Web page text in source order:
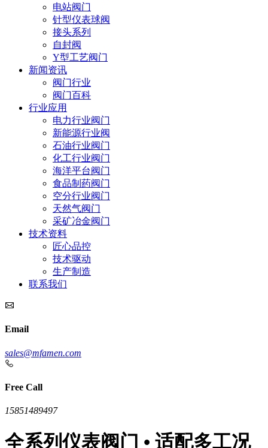
电站阀门
针型仪表球阀
接头系列
自封阀
Y型工艺阀门
新闻资讯
阀门行业
阀门百科
行业应用
电力行业阀门
新能源行业阀
石油行业阀门
化工行业阀门
海洋平台阀门
食品制药阀门
空分行业阀门
天然气阀门
采矿冶金阀门
技术资料
匠心品控
技术驱动
生产制造
联系我们
Email
sales@mfamen.com
Free Call
15851489497
全系列仪表阀门 • 适配多工况